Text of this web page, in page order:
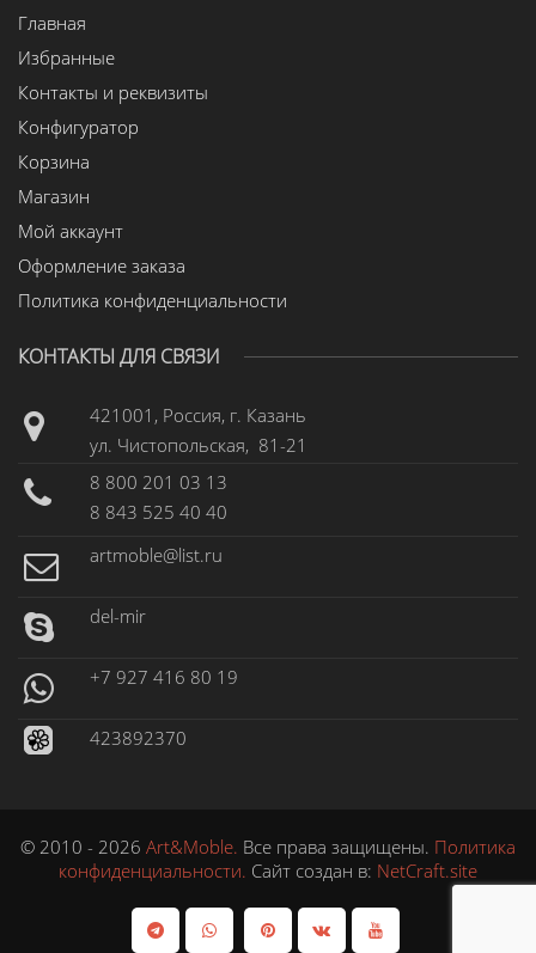
Главная
Избранные
Контакты и реквизиты
Конфигуратор
Корзина
Магазин
Мой аккаунт
Оформление заказа
Политика конфиденциальности
КОНТАКТЫ ДЛЯ СВЯЗИ
421001, Россия, г. Казань
ул. Чистопольская, 81-21
8 800 201 03 13
8 843 525 40 40
artmoble@list.ru
del-mir
+7 927 416 80 19
423892370
© 2010 - 2026 Art&Moble. Все права защищены. Политика
конфиденциальности. Сайт создан в: NetCraft.site